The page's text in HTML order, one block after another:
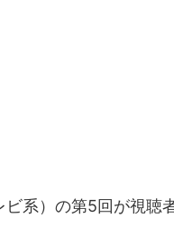
系）の第5回が視聴